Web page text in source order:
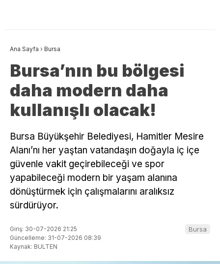
Ana Sayfa › Bursa
Bursa’nın bu bölgesi
daha modern daha
kullanışlı olacak!
Bursa Büyükşehir Belediyesi, Hamitler Mesire
Alanı’nı her yaştan vatandaşın doğayla iç içe
güvenle vakit geçirebileceği ve spor
yapabileceği modern bir yaşam alanına
dönüştürmek için çalışmalarını aralıksız
sürdürüyor.
Giriş: 30-07-2026 21:25
Güncelleme: 31-07-2026 08:39
Kaynak: BULTEN
Bursa